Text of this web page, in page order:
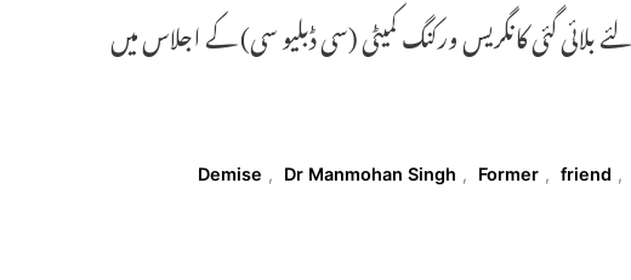
گئی کانگریس ورکنگ کمیٹی (سی ڈبلیو سی) کے اجلاس میں
Demise , Dr Manmohan Singh , Former , friend ,